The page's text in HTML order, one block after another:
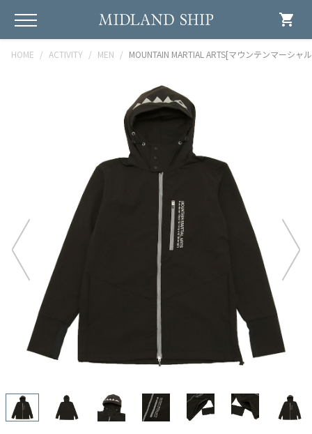
shopping_cart
HOME ACTIVITY MEN MOUNTAIN MARTIAL ARTS[マウンテンマーシ